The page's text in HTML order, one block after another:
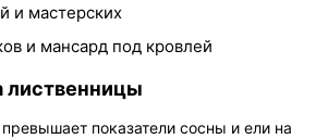
и мастерских
и мансард под кровлей
показатели сосны и ели на